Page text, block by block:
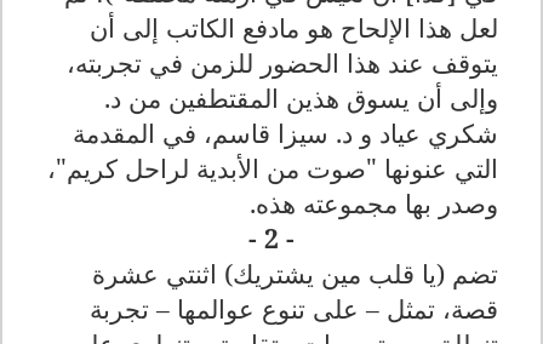
لعل هذا الإلحاح هو مادفع الكاتب إلى أن
يتوقف عند هذا الحضور للزمن في تجربته،
وإلى أن يسوق هذين المقتطفين من د.
شكري عياد و د. سيزا قاسم، في المقدمة
التي عنونها "صوت من الأبدية لراحل كريم"،
وصدر بها مجموعته هذه.
- 2 -
تضم (يا قلب مين يشتريك) اثنتي عشرة
قصة، تمثل – على تنوع عوالمها – تجربة